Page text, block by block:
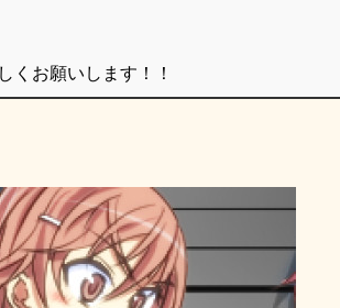
くお願いします！！